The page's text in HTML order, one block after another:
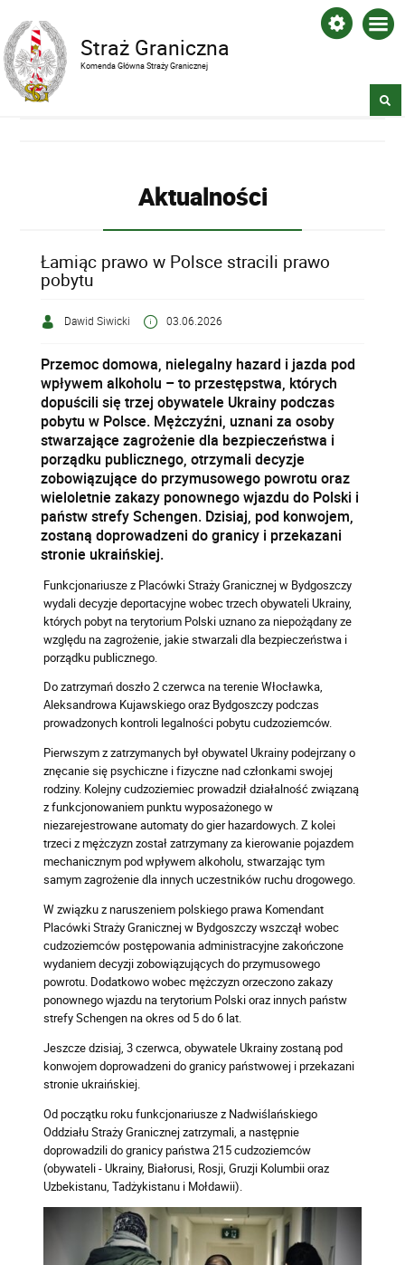
Straż Graniczna
Komenda Główna Straży Granicznej
Aktualności
Łamiąc prawo w Polsce stracili prawo
pobytu
Dawid Siwicki 03.06.2026
Przemoc domowa, nielegalny hazard i jazda pod
wpływem alkoholu – to przestępstwa, których
dopuścili się trzej obywatele Ukrainy podczas
pobytu w Polsce. Mężczyźni, uznani za osoby
stwarzające zagrożenie dla bezpieczeństwa i
porządku publicznego, otrzymali decyzje
zobowiązujące do przymusowego powrotu oraz
wieloletnie zakazy ponownego wjazdu do Polski i
państw strefy Schengen. Dzisiaj, pod konwojem,
zostaną doprowadzeni do granicy i przekazani
stronie ukraińskiej.
Funkcjonariusze z Placówki Straży Granicznej w Bydgoszczy
wydali decyzje deportacyjne wobec trzech obywateli Ukrainy,
których pobyt na terytorium Polski uznano za niepożądany ze
względu na zagrożenie, jakie stwarzali dla bezpieczeństwa i
porządku publicznego.
Do zatrzymań doszło 2 czerwca na terenie Włocławka,
Aleksandrowa Kujawskiego oraz Bydgoszczy podczas
prowadzonych kontroli legalności pobytu cudzoziemców.
Pierwszym z zatrzymanych był obywatel Ukrainy podejrzany o
znęcanie się psychiczne i fizyczne nad członkami swojej
rodziny. Kolejny cudzoziemiec prowadził działalność związaną
z funkcjonowaniem punktu wyposażonego w
niezarejestrowane automaty do gier hazardowych. Z kolei
trzeci z mężczyzn został zatrzymany za kierowanie pojazdem
mechanicznym pod wpływem alkoholu, stwarzając tym
samym zagrożenie dla innych uczestników ruchu drogowego.
W związku z naruszeniem polskiego prawa Komendant
Placówki Straży Granicznej w Bydgoszczy wszczął wobec
cudzoziemców postępowania administracyjne zakończone
wydaniem decyzji zobowiązujących do przymusowego
powrotu. Dodatkowo wobec mężczyzn orzeczono zakazy
ponownego wjazdu na terytorium Polski oraz innych państw
strefy Schengen na okres od 5 do 6 lat.
Jeszcze dzisiaj, 3 czerwca, obywatele Ukrainy zostaną pod
konwojem doprowadzeni do granicy państwowej i przekazani
stronie ukraińskiej.
Od początku roku funkcjonariusze z Nadwiślańskiego
Oddziału Straży Granicznej zatrzymali, a następnie
doprowadzili do granicy państwa 215 cudzoziemców
(obywateli - Ukrainy, Białorusi, Rosji, Gruzji Kolumbii oraz
Uzbekistanu, Tadżykistanu i Mołdawii).